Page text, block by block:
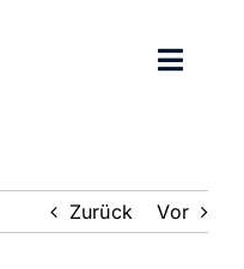
Toggle
Zurück Vor